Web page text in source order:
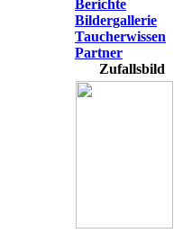
Berichte
Bildergallerie
Taucherwissen
Partner
Zufallsbild